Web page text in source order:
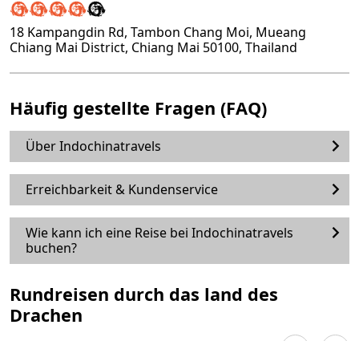
18 Kampangdin Rd, Tambon Chang Moi, Mueang
Chiang Mai District, Chiang Mai 50100, Thailand
Häufig gestellte Fragen (FAQ)
Über Indochinatravels
Erreichbarkeit & Kundenservice
Wie kann ich eine Reise bei Indochinatravels
buchen?
Rundreisen durch das land des
Drachen